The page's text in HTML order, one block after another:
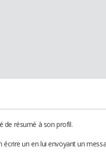
de résumé à son profil.
écrire un en lui envoyant un